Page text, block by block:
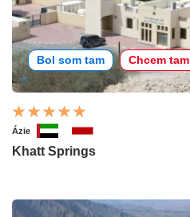
Bol som tam Chcem tam
Ázie
Khatt Springs